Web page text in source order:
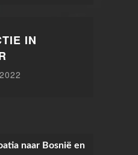
IN
naar Bosnië en